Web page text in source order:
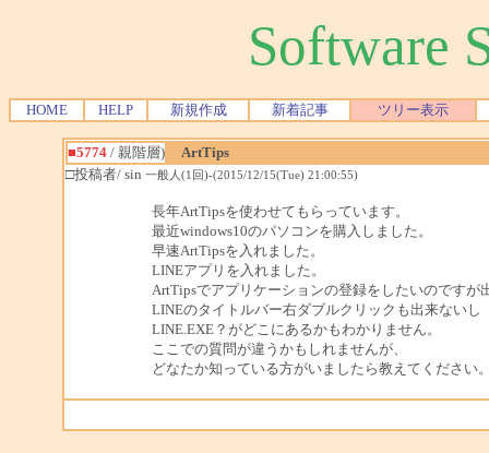
Software
HOME HELP 新規作成 新着記事 ツリー表示
■5774/ 親階層)
ArtTips
□投稿者/ sin 一般人(1回)-(2015/12/15(Tue) 21:00:55)
長年ArtTipsを使わせてもらっています。
最近windows10のパソコンを購入しました。
早速ArtTipsを入れました。
LINEアプリを入れました。
ArtTipsでアプリケーションの登録をしたいのですが
LINEのタイトルバー右ダブルクリックも出来ないし
LINE.EXE？がどこにあるかもわかりません。
ここでの質問が違うかもしれませんが、
どなたか知っている方がいましたら教えてください